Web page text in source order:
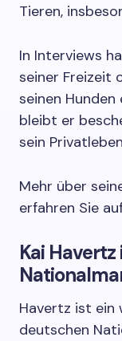
Tieren,
In Interviews
seiner Freizeit
seinen
bleibt er
sein
Mehr über
erfahren Sie
Kai
Havertz ist ein
deutschen